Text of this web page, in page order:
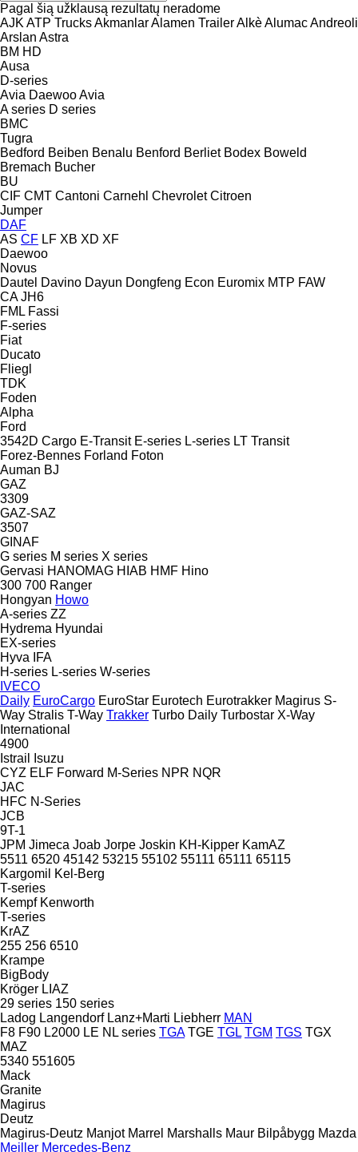
Pagal šią užklausą rezultatų neradome
AJK ATP TrucksAkmanlarAlamen TrailerAlkèAlumacAndreoli
Arslan Astra
BM HD
Ausa
D-series
Avia DaewooAvia
A series D series
BMC
Tugra
Bedford Beiben Benalu Benford Berliet Bodex Boweld
Bremach Bucher
BU
CIF CMT Cantoni Carnehl Chevrolet Citroen
Jumper
DAF
AS CF LF XB XD XF
Daewoo
Novus
Dautel Davino Dayun Dongfeng Econ Euromix MTP FAW
CA JH6
FML Fassi
F-series
Fiat
Ducato
Fliegl
TDK
Foden
Alpha
Ford
3542D Cargo E-Transit E-series L-series LT Transit
Forez-Bennes Forland Foton
Auman BJ
GAZ
3309
GAZ-SAZ
3507
GINAF
G series M series X series
Gervasi HANOMAG HIAB HMF Hino
300 700 Ranger
Hongyan Howo
A-series ZZ
Hydrema Hyundai
EX-series
Hyva
IFA
H-series L-series W-series
IVECO
Daily EuroCargo EuroStar Eurotech Eurotrakker Magirus S-
Way Stralis T-Way Trakker Turbo Daily Turbostar X-Way
International
4900
Istrail
Isuzu
CYZ ELF Forward M-Series NPR NQR
JAC
HFC N-Series
JCB
9T-1
JPM Jimeca Joab Jorpe Joskin KH-Kipper KamAZ
5511 6520 45142 53215 55102 55111 65111 65115
Kargomil
Kel-Berg
T-series
Kempf Kenworth
T-series
KrAZ
255 256 6510
Krampe
BigBody
Kröger LIAZ
29 series 150 series
Ladog Langendorf Lanz+Marti Liebherr MAN
F8 F90 L2000 LE NL series TGA TGE TGL TGM TGS TGX
MAZ
5340 551605
Mack
Granite
Magirus
Deutz
Magirus-Deutz Manjot Marrel Marshalls Maur Bilpåbygg Mazda
Meiller Mercedes-Benz